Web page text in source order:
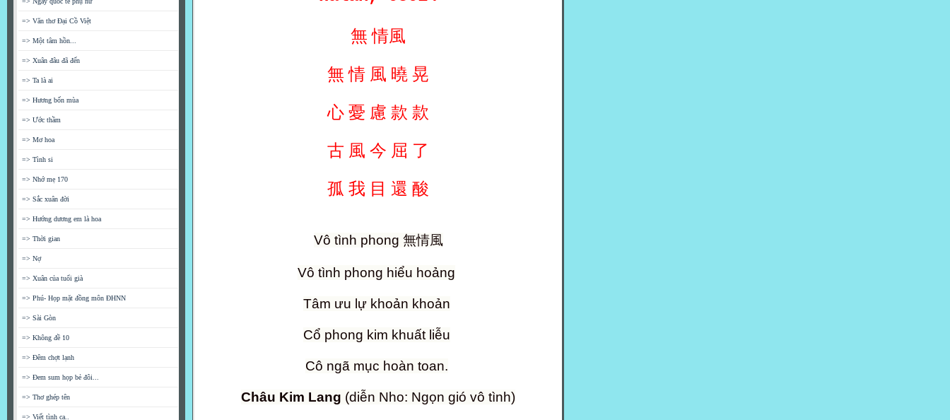
=> Văn thơ Đại Cồ Việt
=> Một tâm hồn...
=> Xuân đâu đã đến
=> Ta là ai
=> Hương bốn mùa
=> Ước thầm
=> Mơ hoa
=> Tình si
=> Nhớ mẹ 170
=> Sắc xuân đời
=> Hướng dương em là hoa
=> Thời gian
=> Nợ
=> Xuân của tuổi già
=> Phú- Họp mặt đồng môn ĐHNN
=> Sài Gòn
=> Không đề 10
=> Đêm chợt lạnh
=> Đem sum họp bẻ đôi...
=> Thơ ghép tên
=> Viết tình ca..
無 情風
無 情 風 曉 晃
心 憂 慮 款 款
古 風 今 屈 了
孤 我 目 還 酸
Vô tình phong 無情風
Vô tình phong hiểu hoảng
Tâm ưu lự khoản khoản
Cổ phong kim khuất liễu
Cô ngã mục hoàn toan.
Châu Kim Lang (diễn Nho: Ngọn gió vô tình)